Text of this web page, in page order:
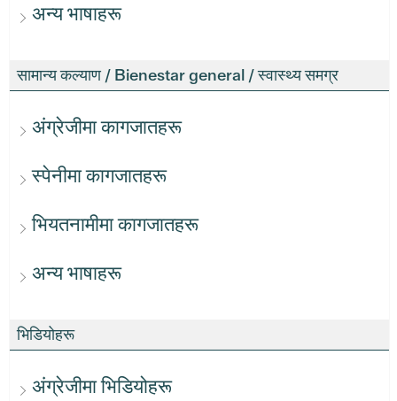
अन्य भाषाहरू
सामान्य कल्याण / Bienestar general / स्वास्थ्य समग्र
अंग्रेजीमा कागजातहरू
स्पेनीमा कागजातहरू
भियतनामीमा कागजातहरू
अन्य भाषाहरू
भिडियोहरू
अंग्रेजीमा भिडियोहरू